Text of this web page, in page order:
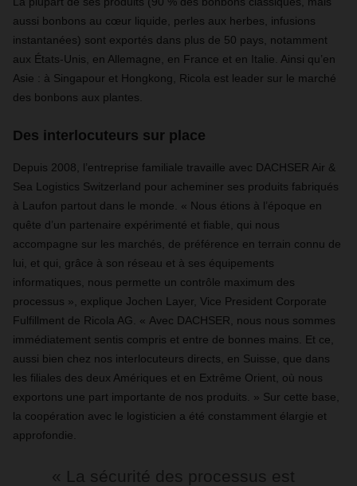
aussi bonbons au cœur liquide, perles aux herbes, infusions
instantanées) sont exportés dans plus de 50 pays, notamment
aux États-Unis, en Allemagne, en France et en Italie. Ainsi qu’en
Asie : à Singapour et Hongkong, Ricola est leader sur le marché
des bonbons aux plantes.
Des interlocuteurs sur place
Depuis 2008, l’entreprise familiale travaille avec DACHSER Air &
Sea Logistics Switzerland pour acheminer ses produits fabriqués
à Laufon partout dans le monde. « Nous étions à l’époque en
quête d’un partenaire expérimenté et fiable, qui nous
accompagne sur les marchés, de préférence en terrain connu de
lui, et qui, grâce à son réseau et à ses équipements
informatiques, nous permette un contrôle maximum des
processus », explique Jochen Layer, Vice President Corporate
Fulfillment de Ricola AG. « Avec DACHSER , nous nous sommes
immédiatement sentis compris et entre de bonnes mains. Et ce,
aussi bien chez nos interlocuteurs directs, en Suisse, que dans
les filiales des deux Amériques et en Extrême Orient, où nous
exportons une part importante de nos produits. » Sur cette base,
la coopération avec le logisticien a été constamment élargie et
approfondie.
« La sécurité des processus est